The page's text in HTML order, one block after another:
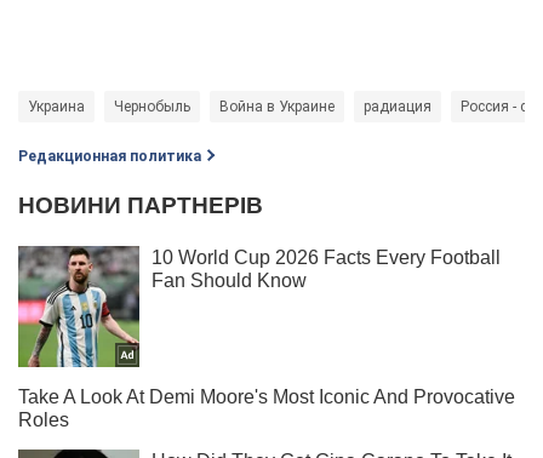
Украина Чернобыль Война в Украине радиация Россия -
Редакционная политика